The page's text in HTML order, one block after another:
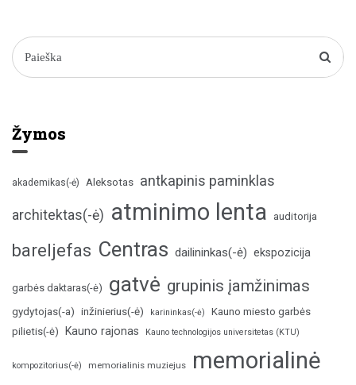
Žymos
akademikas(-ė) Aleksotas antkapinis paminklas
architektas(-ė) atminimo lenta auditorija
bareljefas Centras dailininkas(-ė) ekspozicija
garbės daktaras(-ė) gatvė grupinis įamžinimas
gydytojas(-a) inžinierius(-ė) karininkas(-ė)
Kauno miesto garbės
pilietis(-ė)
Kauno rajonas Kauno technologijos universitetas (KTU)
kompozitorius(-ė) memorialinis muziejus
memorialinė